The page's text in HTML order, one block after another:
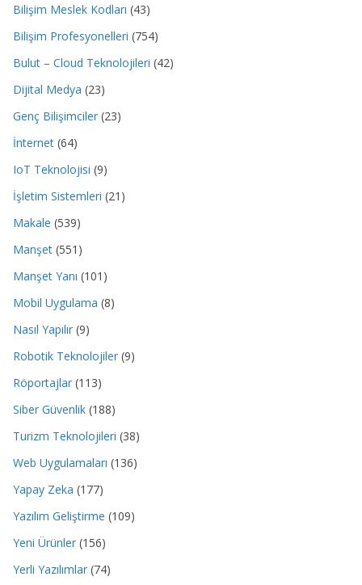
Bilişim Meslek Kodları (43)
Bilişim Profesyonelleri (754)
Bulut – Cloud Teknolojileri (42)
Dijital Medya (23)
Genç Bilişimciler (23)
İnternet (64)
IoT Teknolojisi (9)
İşletim Sistemleri (21)
Makale (539)
Manşet (551)
Manşet Yanı (101)
Mobil Uygulama (8)
Nasıl Yapılır (9)
Robotik Teknolojiler (9)
Röportajlar (113)
Siber Güvenlik (188)
Turizm Teknolojileri (38)
Web Uygulamaları (136)
Yapay Zeka (177)
Yazılım Geliştirme (109)
Yeni Ürünler (156)
Yerli Yazılımlar (74)